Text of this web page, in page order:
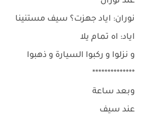
نوران: اياد جهزت؟ سيف مستنينا
اياد: اه تمام يلا
و نزلوا و ركبوا السيارة و ذهبوا
**************
وبعد ساعة
عند سيف